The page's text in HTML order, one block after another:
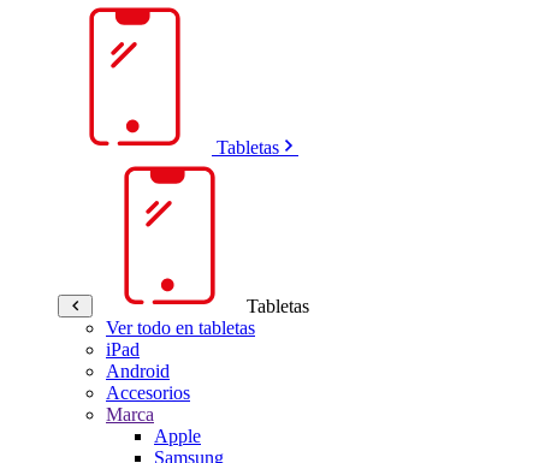
Tabletas
Tabletas
Ver todo en tabletas
iPad
Android
Accesorios
Marca
Apple
Samsung